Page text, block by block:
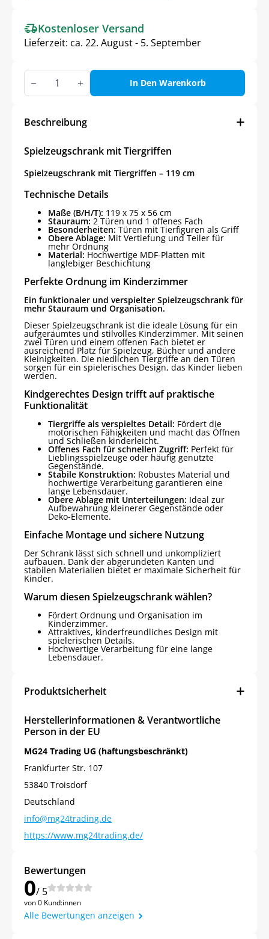
Kostenloser Versand
Lieferzeit: ca. 22. August - 5. September
Spielzeugschrank
mit
Tiergriffen
In Den Warenkorb
Beschreibung
Spielzeugschrank mit Tiergriffen
Spielzeugschrank mit Tiergriffen – 119 cm
Technische Details
Maße (B/H/T): 119 x 75 x 56 cm
Stauraum: 2 Türen und 1 offenes Fach
Besonderheiten: Türen mit Tierfiguren als Griff
Obere Ablage: Mit Vertiefung und Teiler für
mehr Ordnung
Material: Hochwertige MDF-Platten mit
langlebiger Beschichtung
Perfekte Ordnung im Kinderzimmer
Ein funktionaler und verspielter Spielzeugschrank für
mehr Stauraum und Organisation.
Dieser Spielzeugschrank ist die ideale Lösung für ein
aufgeräumtes und stilvolles Kinderzimmer. Mit seinen
zwei Türen und einem offenen Fach bietet er
ausreichend Platz für Spielzeug, Bücher und andere
Kleinigkeiten. Die niedlichen Tiergriffe an den Türen
sorgen für ein spielerisches Design, das Kinder lieben
werden.
Kindgerechtes Design trifft auf praktische
Funktionalität
Tiergriffe als verspieltes Detail: Fördert die
motorischen Fähigkeiten und macht das Öffnen
und Schließen kinderleicht.
Offenes Fach für schnellen Zugriff: Perfekt für
Lieblingsspielzeuge oder häufig genutzte
Gegenstände.
Stabile Konstruktion: Robustes Material und
hochwertige Verarbeitung garantieren eine
lange Lebensdauer.
Obere Ablage mit Unterteilungen: Ideal zur
Aufbewahrung kleinerer Gegenstände oder
Deko-Elemente.
Einfache Montage und sichere Nutzung
Der Schrank lässt sich schnell und unkompliziert
aufbauen. Dank der abgerundeten Kanten und
stabilen Materialien bietet er maximale Sicherheit für
Kinder.
Warum diesen Spielzeugschrank wählen?
Fördert Ordnung und Organisation im
Kinderzimmer.
Attraktives, kinderfreundliches Design mit
spielerischen Details.
Hochwertige Verarbeitung für eine lange
Lebensdauer.
Produktsicherheit
Herstellerinformationen & Verantwortliche
Person in der EU
MG24 Trading UG (haftungsbeschränkt)
Frankfurter Str. 107
53840 Troisdorf
Deutschland
info@mg24trading.de
https://www.mg24trading.de/
Bewertungen
0/ 5
von 0 Kund:innen
Alle Bewertungen anzeigen